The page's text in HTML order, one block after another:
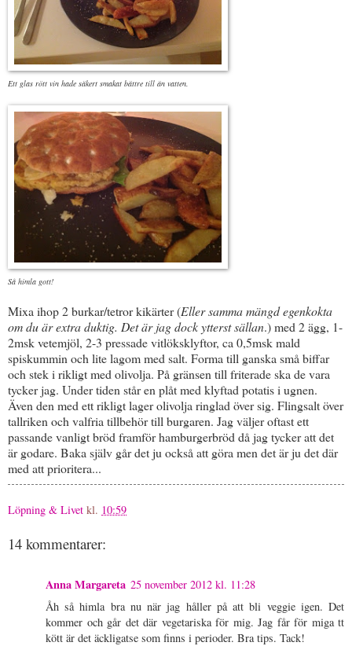
Ett glas rött vin hade säkert smakat bättre till än vatten.
Så himla gott!
Mixa ihop 2 burkar/tetror kikärter (Eller samma mängd egenkokta
om du är extra duktig. Det är jag dock ytterst sällan.) med 2 ägg, 1-
2msk vetemjöl, 2-3 pressade vitlöksklyftor, ca 0,5msk mald
spiskummin och lite lagom med salt. Forma till ganska små biffar
och stek i rikligt med olivolja. På gränsen till friterade ska de vara
tycker jag. Under tiden står en plåt med klyftad potatis i ugnen.
Även den med ett rikligt lager olivolja ringlad över sig. Flingsalt över
tallriken och valfria tillbehör till burgaren. Jag väljer oftast ett
passande vanligt bröd framför hamburgerbröd då jag tycker att det
är godare. Baka själv går det ju också att göra men det är ju det där
med att prioritera...
Löpning & Livet kl. 10:59
14 kommentarer:
Anna Margareta 25 november 2012 kl. 11:28
Åh så himla bra nu när jag håller på att bli veggie igen. Det
kommer och går det där vegetariska för mig. Jag får för miga tt
kött är det äckligatse som finns i perioder. Bra tips. Tack!